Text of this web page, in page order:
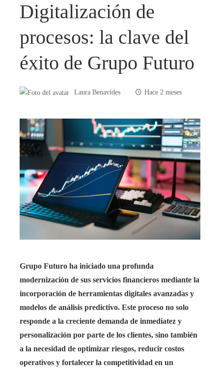
Digitalización de
procesos: la clave del
éxito de Grupo Futuro
Laura Benavides Hace 2 meses
Grupo Futuro ha iniciado una profunda
modernización de sus servicios financieros mediante la
incorporación de herramientas digitales avanzadas y
modelos de análisis predictivo. Este proceso no solo
responde a la creciente demanda de inmediatez y
personalización por parte de los clientes, sino también
a la necesidad de optimizar riesgos, reducir costos
operativos y fortalecer la competitividad en un